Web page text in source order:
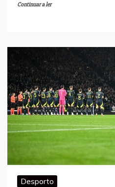
Continuar a ler
Desporto